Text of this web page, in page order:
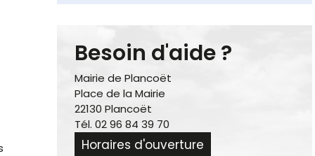
Besoin d'aide ?
Mairie de Plancoët
Place de la Mairie
22130 Plancoët
Tél. 02 96 84 39 70
Horaires d'ouverture